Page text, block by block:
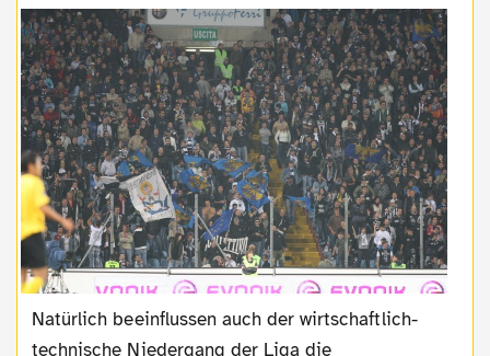
Natürlich beeinflussen auch der wirtschaftlich-
technische Niedergang der Liga die